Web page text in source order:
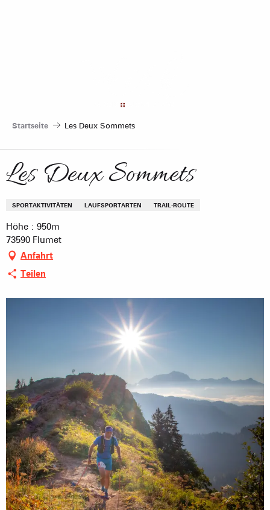
Startseite Les Deux Sommets
Les Deux Sommets
SPORTAKTIVITÄTEN LAUFSPORTARTEN TRAIL-ROUTE
Höhe : 950m
73590 Flumet
Anfahrt
Teilen